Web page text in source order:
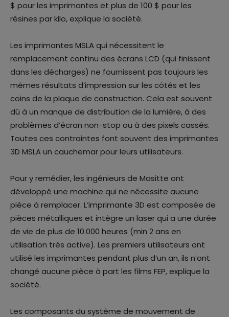
$ pour les imprimantes et plus de 100 $ pour les
résines par kilo, explique la société.
Les imprimantes MSLA qui nécessitent le
remplacement continu des écrans LCD (qui finissent
dans les décharges) ne fournissent pas toujours les
mêmes résultats d’impression sur les côtés et les
coins de la plaque de construction. Cela est souvent
dû à un manque de distribution de la lumière, à des
problèmes d’écran non-stop ou à des pixels cassés.
Toutes ces contraintes font souvent des imprimantes
3D MSLA un cauchemar pour leurs utilisateurs.
Pour y remédier, les ingénieurs de Masitte ont
développé une machine qui ne nécessite aucune
pièce à remplacer. L’imprimante 3D est composée de
pièces métalliques et intègre un laser qui a une durée
de vie de plus de 10.000 heures (min 2 ans en
utilisation très active). Les premiers utilisateurs ont
utilisé les imprimantes pendant plus d’un an, ils n’ont
changé aucune pièce à part les films FEP, explique la
société.
Les composants du système de mouvement de